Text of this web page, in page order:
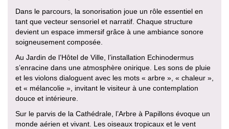
Dans le parcours, la sonorisation joue un rôle essentiel en
tant que vecteur sensoriel et narratif. Chaque structure
devient un espace immersif grâce à une ambiance sonore
soigneusement composée.
Au Jardin de l’Hôtel de Ville, l’installation Echinodermus
s’enracine dans une atmosphère onirique. Les sons de pluie
et les violons dialoguent avec les mots « arbre », « chaleur »,
et « mélancolie », invitant le visiteur à une contemplation
douce et intérieure.
Sur le parvis de la Cathédrale, l’Arbre à Papillons évoque un
monde aérien et vivant. Les oiseaux tropicaux et le vent